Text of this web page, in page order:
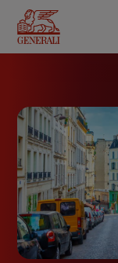
contenu
principal